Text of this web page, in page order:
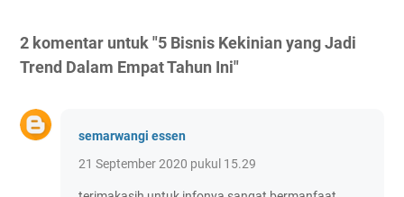
2 komentar untuk "5 Bisnis Kekinian yang Jadi
Trend Dalam Empat Tahun Ini"
semarwangi essen
21 September 2020 pukul 15.29